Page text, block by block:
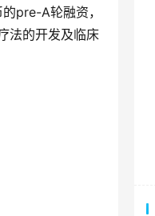
pre-A轮融资，
法的开发及临床